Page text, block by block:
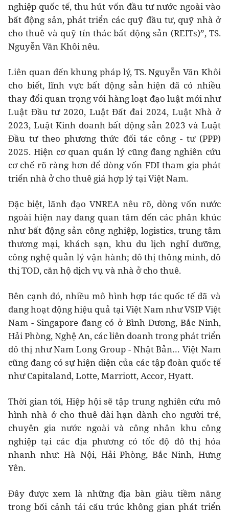
nghiệp quốc tế, thu hút vốn đầu tư nước ngoài vào
bất động sản, phát triển các quỹ đầu tư, quỹ nhà ở
cho thuê và quỹ tín thác bất động sản (REITs)”, TS.
Nguyễn Văn Khôi nêu.
Liên quan đến khung pháp lý, TS. Nguyễn Văn Khôi
cho biết, lĩnh vực bất động sản hiện đã có nhiều
thay đổi quan trọng với hàng loạt đạo luật mới như
Luật Đầu tư 2020, Luật Đất đai 2024, Luật Nhà ở
2023, Luật Kinh doanh bất động sản 2023 và Luật
Đầu tư theo phương thức đối tác công - tư (PPP)
2025. Hiện cơ quan quản lý cũng đang nghiên cứu
cơ chế rõ ràng hơn để dòng vốn FDI tham gia phát
triển nhà ở cho thuê giá hợp lý tại Việt Nam.
Đặc biệt, lãnh đạo VNREA nêu rõ, dòng vốn nước
ngoài hiện nay đang quan tâm đến các phân khúc
như bất động sản công nghiệp, logistics, trung tâm
thương mại, khách sạn, khu du lịch nghỉ dưỡng,
công nghệ quản lý vận hành; đô thị thông minh, đô
thị TOD, căn hộ dịch vụ và nhà ở cho thuê.
Bên cạnh đó, nhiều mô hình hợp tác quốc tế đã và
đang hoạt động hiệu quả tại Việt Nam như VSIP Việt
Nam - Singapore đang có ở Bình Dương, Bắc Ninh,
Hải Phòng, Nghệ An, các liên doanh trong phát triển
đô thị như Nam Long Group - Nhật Bản… Việt Nam
cũng đang có sự hiện diện của các tập đoàn quốc tế
như Capitaland, Lotte, Marriott, Accor, Hyatt.
Thời gian tới, Hiệp hội sẽ tập trung nghiên cứu mô
hình nhà ở cho thuê dài hạn dành cho người trẻ,
chuyên gia nước ngoài và công nhân khu công
nghiệp tại các địa phương có tốc độ đô thị hóa
nhanh như: Hà Nội, Hải Phòng, Bắc Ninh, Hưng
Yên.
Đây được xem là những địa bàn giàu tiềm năng
trong bối cảnh tái cấu trúc không gian phát triển